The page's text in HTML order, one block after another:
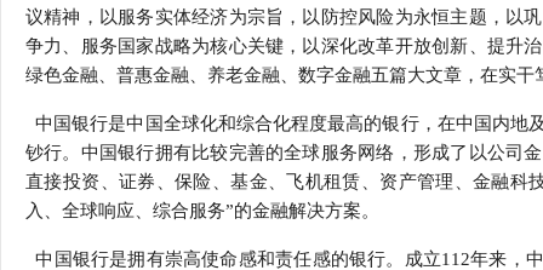
议精神，以服务实体经济为宗旨，以防控风险为永恒主题，以
争力、服务国家战略为核心关键，以深化改革开放创新、提升
绿色金融、普惠金融、养老金融、数字金融五篇大文章，在实干
中国银行是中国全球化和综合化程度最高的银行，在中国内地
钞行。中国银行拥有比较完善的全球服务网络，形成了以公司
直接投资、证券、保险、基金、飞机租赁、资产管理、金融科
入、全球响应、综合服务”的金融解决方案。
中国银行是拥有崇高使命感和责任感的银行。成立112年来，